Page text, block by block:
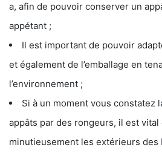
a, afin de pouvoir conserver un
appétant ;
Il est important de pouvoir
et également de l’emballage en
l’environnement ;
Si à un moment vous constatez
appâts par des rongeurs, il est
minutieusement les extérieurs des